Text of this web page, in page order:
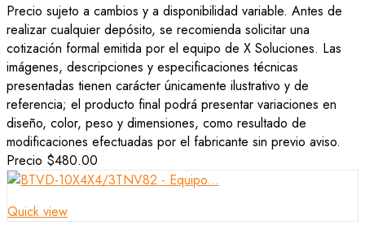
Precio sujeto a cambios y a disponibilidad variable. Antes de
realizar cualquier depósito, se recomienda solicitar una
cotización formal emitida por el equipo de X Soluciones. Las
imágenes, descripciones y especificaciones técnicas
presentadas tienen carácter únicamente ilustrativo y de
referencia; el producto final podrá presentar variaciones en
diseño, color, peso y dimensiones, como resultado de
modificaciones efectuadas por el fabricante sin previo aviso.
Precio $480.00
Quick view